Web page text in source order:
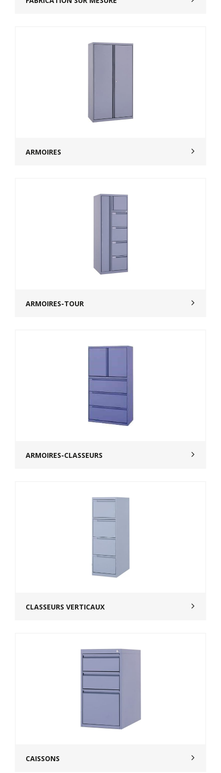
ARMOIRES
ARMOIRES-TOUR
ARMOIRES-CLASSEURS
CLASSEURS VERTICAUX
CAISSONS